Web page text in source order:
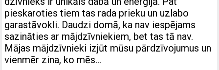
pieskaroties tiem tas rada prieku un uzlabo
garastāvokli. Daudzi domā, ka nav iespējams
sazināties ar mājdzīvniekiem, bet tas tā nav.
Mājas mājdzīvnieki izjūt mūsu pārdzīvojumus un
vienmēr zina, ko mēs…